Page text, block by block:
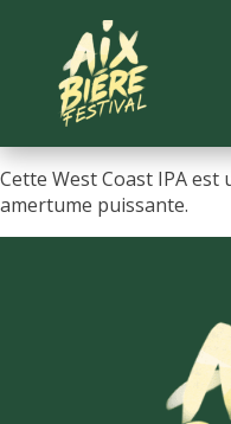
Cette West Coast IPA
amertume puissante.